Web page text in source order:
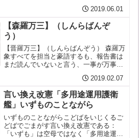
クリスマス・キャロルを歌っているよう
なもの。いや、そんな無邪気なものでは
ない。 そして、今回も、賜...
2019.06.01
【森羅万三】（しんらばんぞ
う）
【晋羅万三】（しんらばんぞう） 森羅万
象すべてを担当と豪語するも、報告書は
まだ読んでいないと言う、一事が万事こ
理大臣のこと。森羅万三、晋羅万象と
も。【用例】森羅万三は、不正統計の報
告書はおろか、ポツダム宣...
2019.02.07
言い換え改憲「多用途運用護衛
艦」いずものことながら
いずものことながらこどばをいじくるご
どばでごまがす言い換え改憲である：
「いずも」は空母ではなく「多用途運用